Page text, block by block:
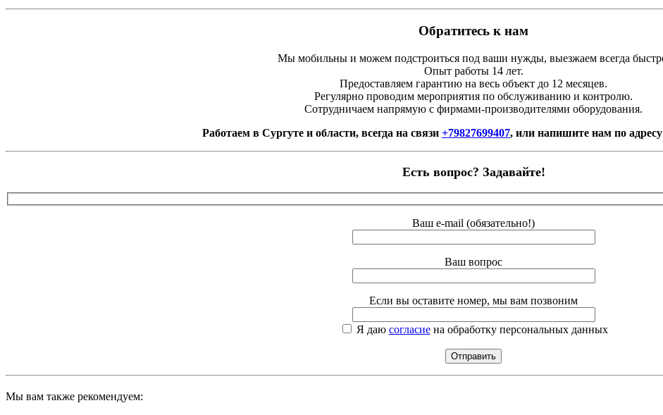
Обратитесь к нам
Мы мобильны и можем подстроиться под ваши нужды, выезжаем всегда
Опыт работы 14 лет.
Предоставляем гарантию на весь объект до 12 месяцев.
Регулярно проводим мероприятия по обслуживанию и контролю.
Сотрудничаем напрямую с фирмами-производителями оборудования.
Работаем в Сургуте и области, всегда на связи +79827699407, или напишите нам по адресу
Есть вопрос? Задавайте!
Ваш e-mail (обязательно!)
Ваш вопрос
Если вы оставите номер, мы вам позвоним
Я даю согласиена обработку персональных данных
Мы вам также рекомендуем: